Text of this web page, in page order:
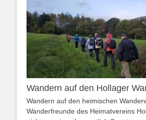
Wandern auf den Hollager
Wandern auf den heimischen
Wanderfreunde des Heimatvereins